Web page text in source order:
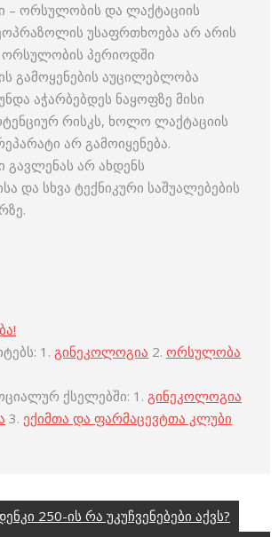
– ორსულობის და ლაქტაციის
უსაფრთხოება არ არის
პერიოდში
გამოყენების აუცილებლობა
აჭარბებდეს ნაყოფზე მისი
რისკს, ხოლო ლაქტაციის
არ გამოიყენება.
არ ახდენს
და სხვა ტექნიკური საშუალებების
1. გინეკოლოგია 2. ორსულობა
ქსელებში: 1. გინეკოლოგია
3. ექიმთა და ფარმაცევტთა კლუბი
250-ის რა უკუჩვენებები აქვს?